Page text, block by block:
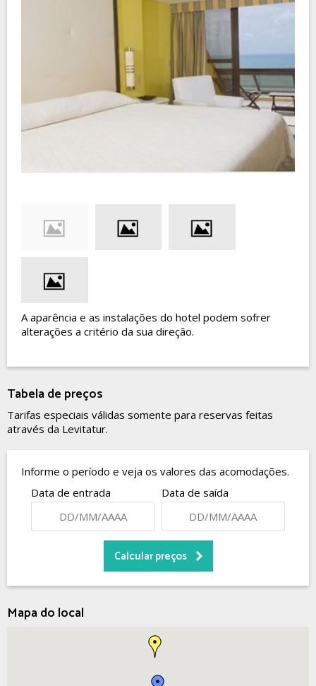
A aparência e as instalações do hotel podem sofrer
alterações a critério da sua direção.
Tabela de preços
Tarifas especiais válidas somente para reservas feitas
através da Levitatur.
Informe o período e veja os valores das acomodações.
Data de entrada
Data de saída
Mapa do local